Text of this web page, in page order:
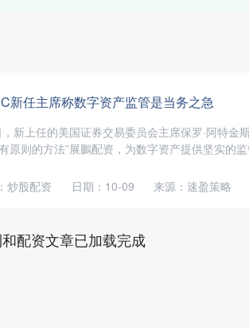
新任主席称数字资产监管是当务之急
新上任的美国证券交易委员会主席保罗·阿特金
原则的方法”展鵬配资，为数字资产提供坚实的
日期：10-09 来源：速盈策略
炒股配资
配资文章已加载完成